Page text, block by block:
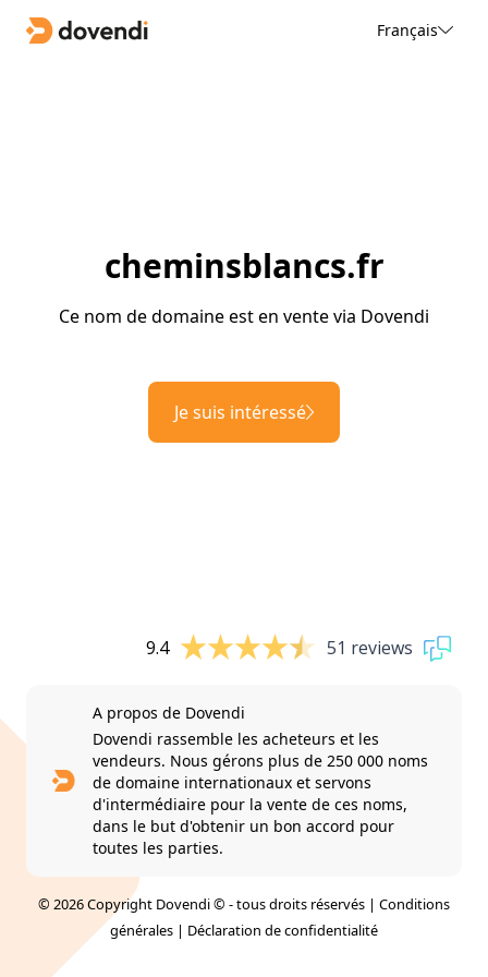
Français
cheminsblancs.fr
Ce nom de domaine est en vente via Dovendi
Je suis intéressé
9.4 51 reviews
A propos de Dovendi
Dovendi rassemble les acheteurs et les
vendeurs. Nous gérons plus de 250 000 noms
de domaine internationaux et servons
d'intermédiaire pour la vente de ces noms,
dans le but d'obtenir un bon accord pour
toutes les parties.
© 2026 Copyright Dovendi © - tous droits réservés | Conditions
générales | Déclaration de confidentialité